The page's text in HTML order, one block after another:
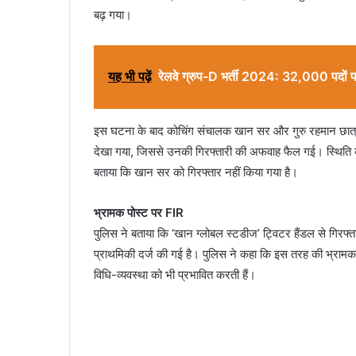
बढ़ गया।
यह भी पढ़ें रेलवे ग्रुप-D भर्ती 2024: 32,000 पदों
इस घटना के बाद कोचिंग संचालक खान सर और गुरु रहमान
देखा गया, जिससे उनकी गिरफ्तारी की अफवाह फैल गई। स्थिति
बताया कि खान सर को गिरफ्तार नहीं किया गया है।
भ्रामक पोस्ट पर FIR
पुलिस ने बताया कि ‘खान ग्लोबल स्टडीज’ ट्विटर हैंडल से
प्राथमिकी दर्ज की गई है। पुलिस ने कहा कि इस तरह की
विधि-व्यवस्था को भी प्रभावित करती हैं।